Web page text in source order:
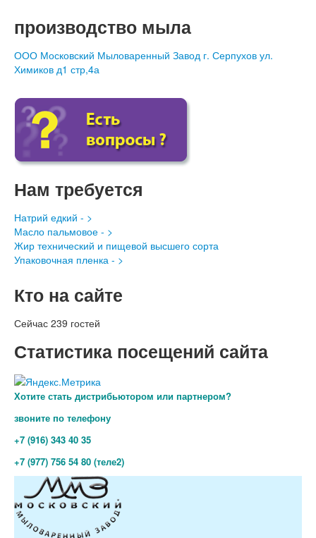
производство мыла
ООО Московский Мыловаренный Завод г. Серпухов ул.
Химиков д1 стр,4а
Нам требуется
Натрий едкий - >
Масло пальмовое - >
Жир технический и пищевой высшего сорта
Упаковочная пленка - >
Кто на сайте
Сейчас 239 гостей
Статистика посещений сайта
Хотите стать дистрибьютором или партнером?
звоните по телефону
+7 (916) 343 40 35
+7 (977) 756 54 80 (теле2)